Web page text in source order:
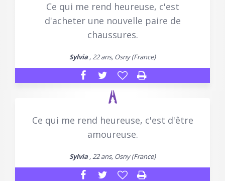
Ce qui me rend heureuse, c'est
d'acheter une nouvelle paire de
chaussures.
Sylvia , 22 ans, Osny (France)
Ce qui me rend heureuse, c'est d'être
amoureuse.
Sylvia , 22 ans, Osny (France)